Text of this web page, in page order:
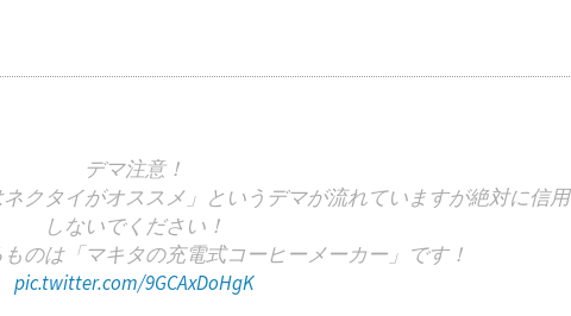
デマ注意！
ネクタイがオススメ」というデマが流れていますが絶対に信用
しないでください！
のは「マキタの充電式コーヒーメーカー」です！
pic.twitter.com/9GCAxDoHgK